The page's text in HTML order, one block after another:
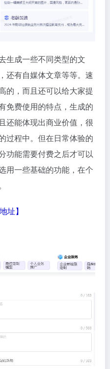
生成一些不同类型的文
还有自媒体文章等等。速
的，而且还可以给大家提
免费使用的特点，生成的
还能体现出商业价值，很
过程中。但在日常体验的
功能需要付费之后才可以
用一些基础的功能，在个
址】